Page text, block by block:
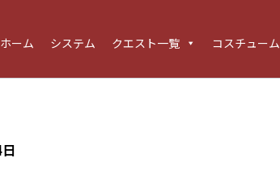
ホーム システム クエスト一覧 コスチューム